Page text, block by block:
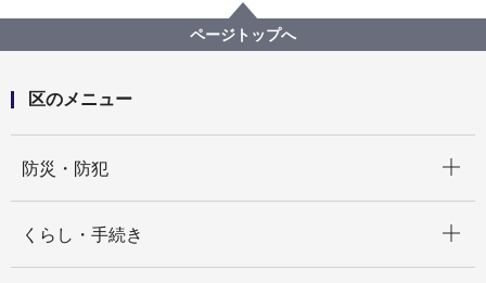
中区内・中区周辺の市立小・中・高校一覧
ページトップへ
区のメニュー
防災・防犯
くらし・手続き